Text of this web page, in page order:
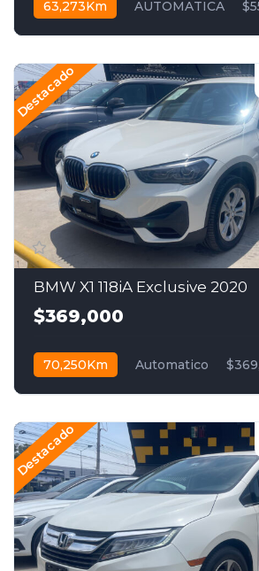
63,273Km AUTOMATICA
Destacado
BMW X1 118iA Exclusive 2020
$369,000
70,250Km Automatico
Destacado